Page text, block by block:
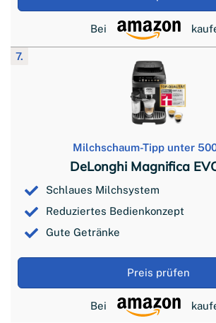
Bei
7.
Milchschaum-Tipp unter
DeLonghi Magnifica
Schlaues Milchsystem
Reduziertes Bedienkonzept
Gute Getränke
Preis prüfen
Bei